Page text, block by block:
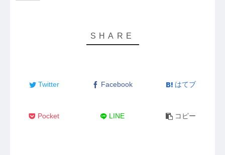
Twitter Facebook はてブ
Pocket LINE コピー